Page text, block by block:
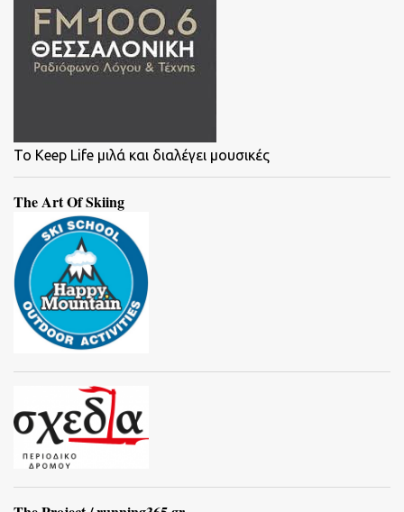
To Keep Life μιλά και διαλέγει μουσικές
The Art Of Skiing